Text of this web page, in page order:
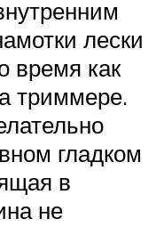
лески
время как
триммере.
гладком
в
не